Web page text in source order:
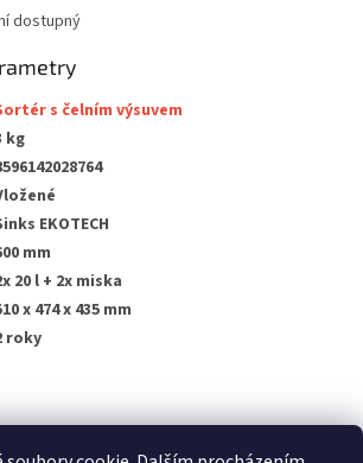
dostupný
s čelním výsuvem
kg
EKOTECH
mm
20 l + 2x miska
x 474 x 435 mm
roky